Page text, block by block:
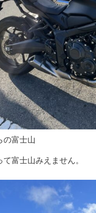
の富士山
て富士山みえません。